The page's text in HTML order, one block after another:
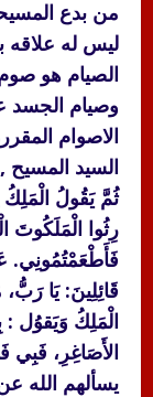
من بدع
ليس له علاقه
الصيام هو
وصيام الجسد
الاصوام
السيد المسيح
ثُمَّ يَقُولُ الْمَلِكُ
رِثُوا الْمَلَكُوتَ
فَأَطْعَمْتُمُونِي.
قَائِلِينَ: يَا
الْمَلِكُ وَيَقوُل :
يسألهم الله